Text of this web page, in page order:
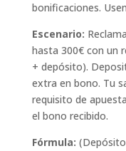
bonificaciones.
Escenario:
hasta 300€ con un
+ depósito).
extra en bono. Tu
requisito de
el bono recibido.
Fórmula: